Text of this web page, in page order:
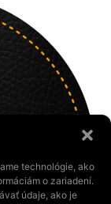
technológie, ako
o zariadení.
údaje, ako je